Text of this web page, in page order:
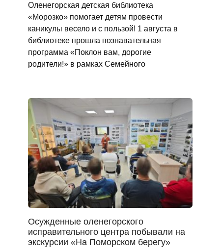
Оленегорская детская библиотека
«Морозко» помогает детям провести
каникулы весело и с пользой! 1 августа в
библиотеке прошла познавательная
программа «Поклон вам, дорогие
родители!» в рамках Семейного
Осужденные оленегорского
исправительного центра побывали на
экскурсии «На Поморском берегу»